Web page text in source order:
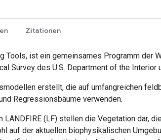
Zitationen
Tools, ist ein gemeinsames Programm der
Survey des U.S. Department of the Interior
erstellt, die auf umfangreichen
Regressionsbäume verwenden.
(LF) stellen die Vegetation dar,
der aktuellen biophysikalischen